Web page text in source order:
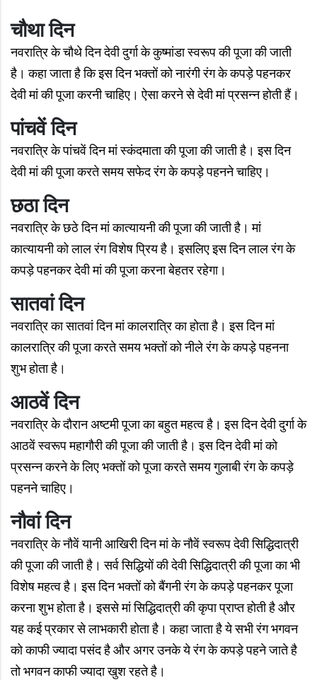
चौथा दिन
नवरात्रि के चौथे दिन देवी दुर्गा के कुष्मांडा स्वरूप की पूजा की जाती
है। कहा जाता है कि इस दिन भक्तों को नारंगी रंग के कपड़े पहनकर
देवी मां की पूजा करनी चाहिए। ऐसा करने से देवी मां प्रसन्न होती हैं।
पांचवें दिन
नवरात्रि के पांचवें दिन मां स्कंदमाता की पूजा की जाती है। इस दिन
देवी मां की पूजा करते समय सफेद रंग के कपड़े पहनने चाहिए।
छठा दिन
नवरात्रि के छठे दिन मां कात्यायनी की पूजा की जाती है। मां
कात्यायनी को लाल रंग विशेष प्रिय है। इसलिए इस दिन लाल रंग के
कपड़े पहनकर देवी मां की पूजा करना बेहतर रहेगा।
सातवां दिन
नवरात्रि का सातवां दिन मां कालरात्रि का होता है। इस दिन मां
कालरात्रि की पूजा करते समय भक्तों को नीले रंग के कपड़े पहनना
शुभ होता है।
आठवें दिन
नवरात्रि के दौरान अष्टमी पूजा का बहुत महत्व है। इस दिन देवी दुर्गा के
आठवें स्वरूप महागौरी की पूजा की जाती है। इस दिन देवी मां को
प्रसन्न करने के लिए भक्तों को पूजा करते समय गुलाबी रंग के कपड़े
पहनने चाहिए।
नौवां दिन
नवरात्रि के नौवें यानी आखिरी दिन मां के नौवें स्वरूप देवी सिद्धिदात्री
की पूजा की जाती है। सर्व सिद्धियों की देवी सिद्धिदात्री की पूजा का भी
विशेष महत्व है। इस दिन भक्तों को बैंगनी रंग के कपड़े पहनकर पूजा
करना शुभ होता है। इससे मां सिद्धिदात्री की कृपा प्राप्त होती है और
यह कई प्रकार से लाभकारी होता है। कहा जाता है ये सभी रंग भगवन
को काफी ज्यादा पसंद है और अगर उनके ये रंग के कपड़े पहने जाते है
तो भगवन काफी ज्यादा खुश रहते है।